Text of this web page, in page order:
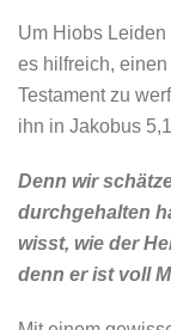
Um Hiobs
es hilfreich,
Testament zu
ihn in Jakobus
Denn wir
durchgehalten
wisst, wie der
denn er ist voll